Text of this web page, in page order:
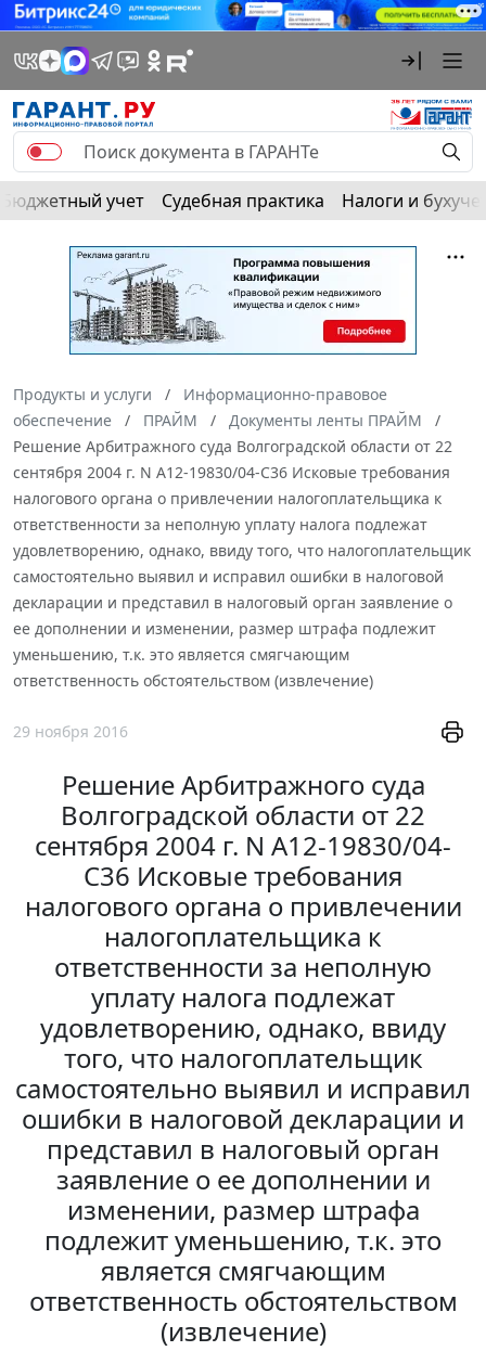
Бюджетный учет Судебная практика Налоги и
Продукты и услуги
Информационно-правовое
обеспечение
ПРАЙМ
Документы ленты ПРАЙМ
Решение Арбитражного суда Волгоградской области от 22
сентября 2004 г. N А12-19830/04-С36 Исковые требования
налогового органа о привлечении налогоплательщика к
ответственности за неполную уплату налога подлежат
удовлетворению, однако, ввиду того, что налогоплательщик
самостоятельно выявил и исправил ошибки в налоговой
декларации и представил в налоговый орган заявление о
ее дополнении и изменении, размер штрафа подлежит
уменьшению, т.к. это является смягчающим
ответственность обстоятельством (извлечение)
29 ноября 2016
Решение Арбитражного суда
Волгоградской области от 22
сентября 2004 г. N А12-19830/04-
С36 Исковые требования
налогового органа о привлечении
налогоплательщика к
ответственности за неполную
уплату налога подлежат
удовлетворению, однако, ввиду
того, что налогоплательщик
самостоятельно выявил и исправил
ошибки в налоговой декларации и
представил в налоговый орган
заявление о ее дополнении и
изменении, размер штрафа
подлежит уменьшению, т.к. это
является смягчающим
ответственность обстоятельством
(извлечение)